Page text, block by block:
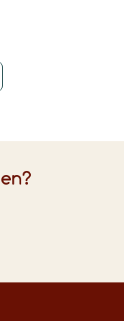
Medien